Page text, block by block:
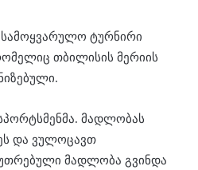
ტურნირი
თბილისის მერიის
მადლობას
და ვულოცავთ
მადლობა გვინდა